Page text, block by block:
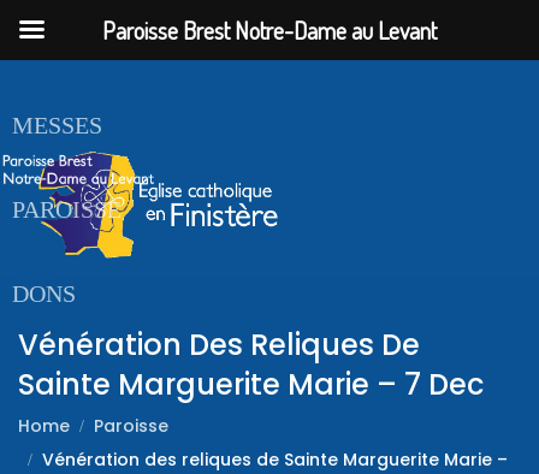
ACCUEIL
MESSES
PAROISSE
DONS
Vénération Des Reliques De
Sainte Marguerite Marie – 7 Dec
Home
Paroisse
Vénération des reliques de Sainte Marguerite Marie –
Paroisse Brest Notre-Dame au Levant